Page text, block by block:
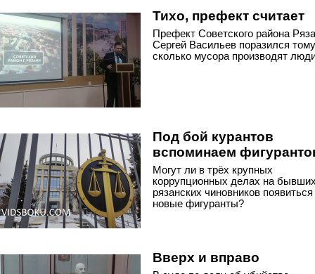
Тихо, префект считает
Префект Советского района
Сергей Васильев поразился
сколько мусора производят
Под бой курантов
вспоминаем
Могут ли в трёх крупных
коррупционных делах на
рязанских чиновников появиться
новые фигуранты?
Вверх и вправо